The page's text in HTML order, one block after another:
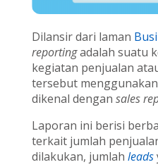
Dilansir dari laman
reportingadalah suatu
kegiatan penjualan
tersebut
dikenal dengan sales
Laporan ini berisi
terkait jumlah
dilakukan, jumlah leads